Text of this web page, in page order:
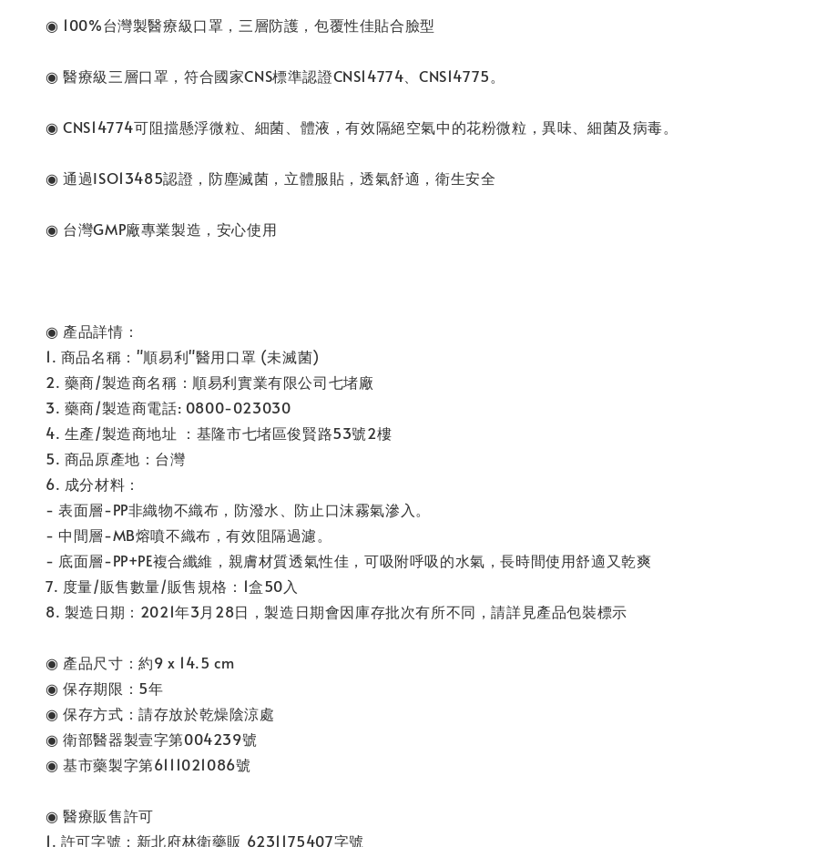
◉ 100%台灣製醫療級口罩，三層防護，包覆性佳貼合臉型
◉ 醫療級三層口罩，符合國家CNS標準認證CNS14774、CNS14775。
◉ CNS14774可阻擋懸浮微粒、細菌、體液，有效隔絕空氣中的花粉微粒，異味、細菌及病毒。
◉ 通過ISO13485認證，防塵滅菌，立體服貼，透氣舒適，衛生安全
◉ 台灣GMP廠專業製造，安心使用
◉ 產品詳情：
1. 商品名稱："順易利"醫用口罩 (未滅菌)
2. 藥商/製造商名稱：順易利實業有限公司七堵廠
3. 藥商/製造商電話: 0800-023030
4. 生產/製造商地址 ：基隆市七堵區俊賢路53號2樓
5. 商品原產地：台灣
6. 成分材料：
- 表面層-PP非織物不織布，防潑水、防止口沫霧氣滲入。
- 中間層-MB熔噴不織布，有效阻隔過濾。
- 底面層-PP+PE複合纖維，親膚材質透氣性佳，可吸附呼吸的水氣，長時間使用舒適又乾爽
7. 度量/販售數量/販售規格：1盒50入
8. 製造日期：2021年3月28日，製造日期會因庫存批次有所不同，請詳見產品包裝標示
◉ 產品尺寸：約9 x 14.5 cm
◉ 保存期限：5年
◉ 保存方式：請存放於乾燥陰涼處
◉ 衛部醫器製壹字第004239號
◉ 基市藥製字第6111021086號
◉ 醫療販售許可
1. 許可字號：新北府林衛藥販 6231175407字號